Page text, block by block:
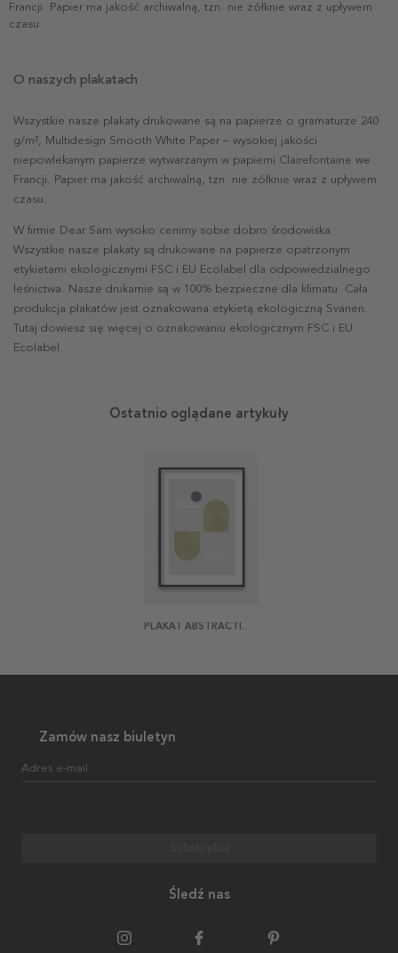
Francji. Papier ma jakość archiwalną, tzn. nie żółknie wraz z upływem
czasu.
O naszych plakatach
Wszystkie nasze plakaty drukowane są na papierze o gramaturze 240
g/m², Multidesign Smooth White Paper – wysokiej jakości
niepowlekanym papierze wytwarzanym w papierni Clairefontaine we
Francji. Papier ma jakość archiwalną, tzn. nie żółknie wraz z upływem
czasu.
W firmie Dear Sam wysoko cenimy sobie dobro środowiska.
Wszystkie nasze plakaty są drukowane na papierze opatrzonym
etykietami ekologicznymi FSC i EU Ecolabel dla odpowiedzialnego
leśnictwa. Nasze drukarnie są w 100% bezpieczne dla klimatu. Cała
produkcja plakatów jest oznakowana etykietą ekologiczną Svanen.
Tutaj dowiesz się więcej o oznakowaniu ekologicznym FSC i EU
Ecolabel.
Ostatnio oglądane artykuły
PLAKAT ABSTRACTION ONE
Zamów nasz biuletyn
Adres e-mail
Śledź nas